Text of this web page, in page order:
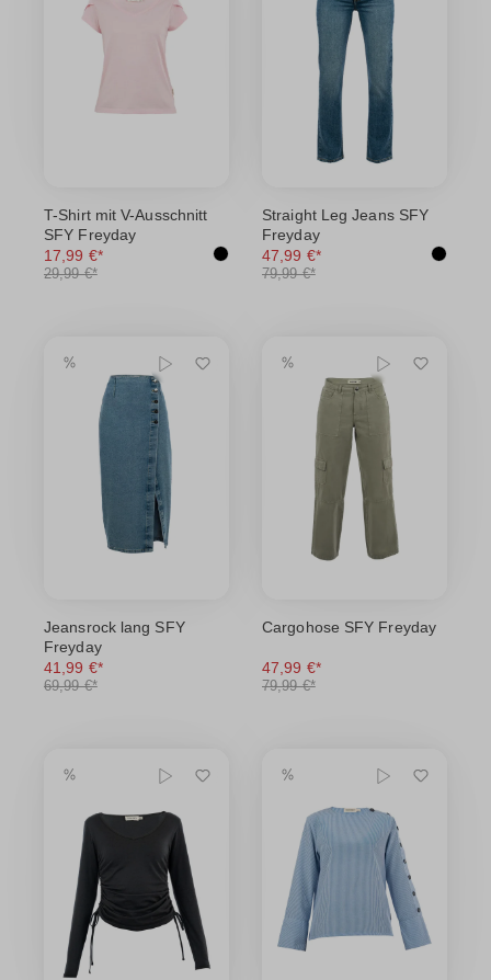
T-Shirt mit V-Ausschnitt
SFY Freyday
17,99 €*
29,99 €*
Straight Leg Jeans SFY
Freyday
47,99 €*
79,99 €*
Jeansrock lang SFY
Freyday
41,99 €*
69,99 €*
Cargohose SFY Freyday
47,99 €*
79,99 €*